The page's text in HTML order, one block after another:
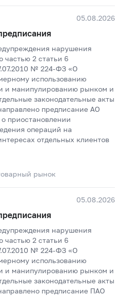
05.08.2026
нарушения
частью 2 статьи 6
№ 224-ФЗ «О
использованию
и манипулированию рынком и
законодательные акты
предписание АО
приостановлении
операций на
отдельных клиентов
рынок
05.08.2026
нарушения
частью 2 статьи 6
№ 224-ФЗ «О
использованию
и манипулированию рынком и
законодательные акты
предписание ПАО